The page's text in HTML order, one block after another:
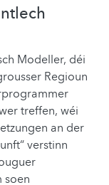
Modeller, déi
Regioun
treffen, wéi
an der
verstinn
soen